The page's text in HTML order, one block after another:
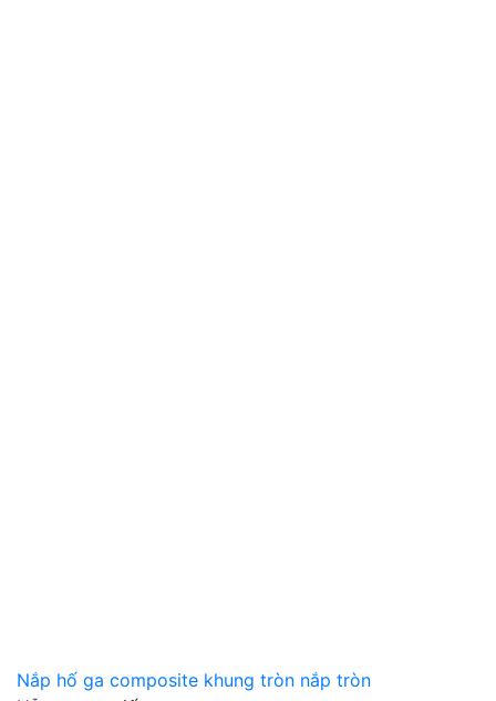
Nắp hố ga composite khung tròn nắp tròn